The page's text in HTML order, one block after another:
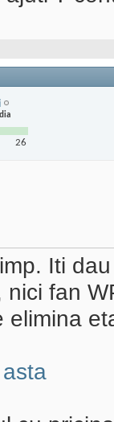
26
Iti
fan
elimina
asta